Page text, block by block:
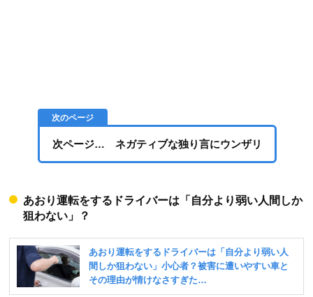
次ページ… ネガティブな独り言にウンザリ
あおり運転をするドライバーは「自分より弱い人間しか
狙わない」？